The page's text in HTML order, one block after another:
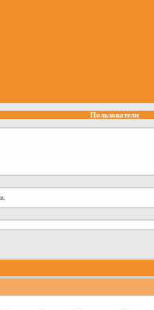
Пользователи